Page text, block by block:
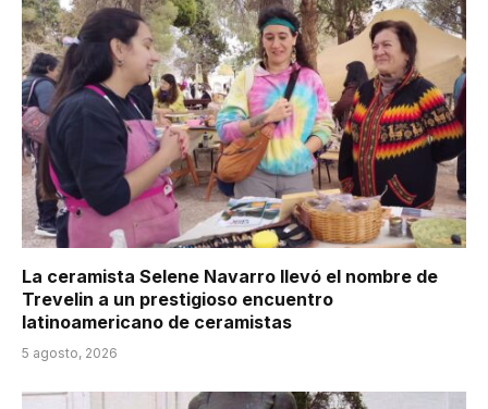
La ceramista Selene Navarro llevó el nombre de
Trevelin a un prestigioso encuentro
latinoamericano de ceramistas
5 agosto, 2026